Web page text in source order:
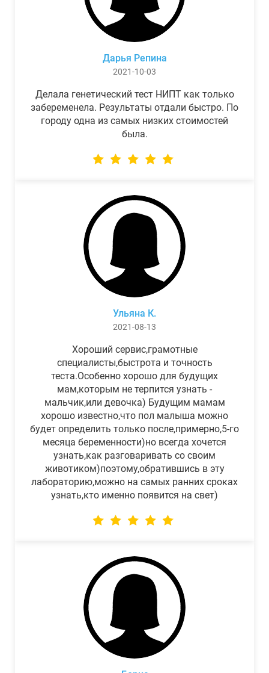
Дарья Репина
2021-10-03
Делала генетический тест НИПТ как только
забеременела. Результаты отдали быстро. По
городу одна из самых низких стоимостей
была.
Ульяна К.
2021-08-13
Хороший сервис,грамотные
специалисты,быстрота и точность
теста.Особенно хорошо для будущих
мам,которым не терпится узнать -
мальчик,или девочка) Будущим мамам
хорошо известно,что пол малыша можно
будет определить только после,примерно,5-го
месяца беременности)но всегда хочется
узнать,как разговаривать со своим
животиком)поэтому,обратившись в эту
лабораторию,можно на самых ранних сроках
узнать,кто именно появится на свет)